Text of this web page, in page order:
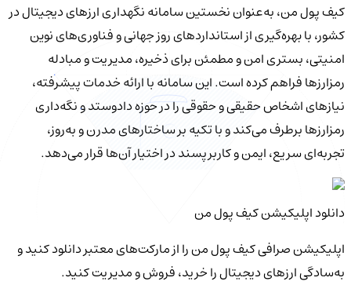
کیف‌ پول من، به‌عنوان نخستین سامانه نگهداری ارزهای دیجیتال در
کشور، با بهره‌گیری از استانداردهای روز جهانی و فناوری‌های نوین
امنیتی، بستری امن و مطمئن برای ذخیره، مدیریت و مبادله
رمزارزها فراهم کرده است. این سامانه با ارائه خدمات پیشرفته،
نیازهای اشخاص حقیقی و حقوقی را در حوزه دادوستد و نگه‌داری
رمزارزها برطرف می‌کند و با تکیه بر ساختارهای مدرن و به‌روز،
تجربه‌ای سریع، ایمن و کاربرپسند در اختیار آن‌ها قرار می‌دهد.
دانلود اپلیکیشن کیف‌ پول من
اپلیکیشن صرافی کیف پول من را از مارکت‌های معتبر دانلود کنید و
به‌سادگی ارزهای دیجیتال را خرید، فروش و مدیریت کنید.